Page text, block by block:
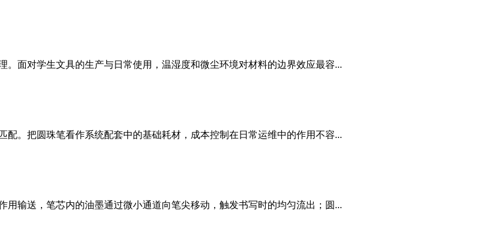
面对学生文具的生产与日常使用，温湿度和微尘环境对材料的边界效应最容...
。把圆珠笔看作系统配套中的基础耗材，成本控制在日常运维中的作用不容...
输送，笔芯内的油墨通过微小通道向笔尖移动，触发书写时的均匀流出；圆...